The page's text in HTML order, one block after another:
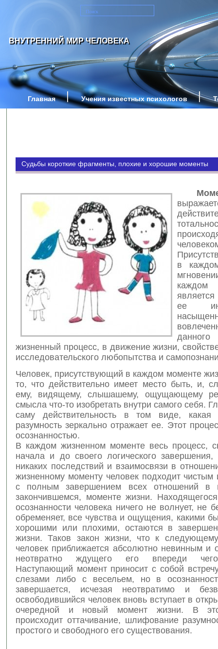
ВНУТРЕННИЙ МИР ЧЕЛОВЕКА
Главная Учения известных психологов
Судьбы короткие фрагменты, плохие и хорошие моменты
в
каждом
ее
жизненный процесс, в движение жизни,
исследовательского любопытства и
Человек, присутствующий в каждом моменте
то, что действительно имеет место быть, и,
ему, видящему, слышашему, ощущающему
смысла что-то изобретать внутри самого себя.
саму действительность в том виде,
разумность зеркально отражает ее. Этот
осознанностью.
В каждом жизненном моменте весь процесс,
начала и до своего логического
никаких последствий и взаимосвязи в
жизненному моменту человек подходит
с полным завершением всех отношений в
закончившемся, моменте жизни.
осознанности человека ничего не волнует, не
обременяет, все чувства и ощущения, какими
хорошими или плохими, остаются в
жизни. Таков закон жизни, что к
человек приближается абсолютно невинным и
неотвратно ждущего его впереди
Наступающий момент приносит с собой
слезами либо с весельем, но в
завершается, исчезая неотвратимо и
освободившийся человек вновь вступает в
очередной и новый момент жизни. В
происходит оттачивание, шлифование
простого и свободного его существования.